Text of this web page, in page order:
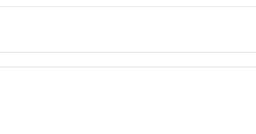
粉丝数：12